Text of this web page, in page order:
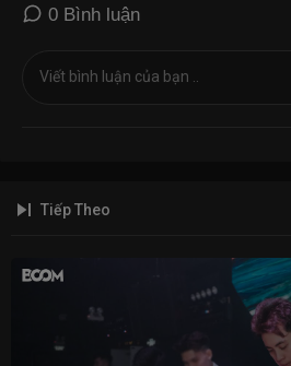
mẫu bên dưới
✉ E-mail:nonstopvn.tube@gmail.com
0 Bình luận
Tiếp Theo